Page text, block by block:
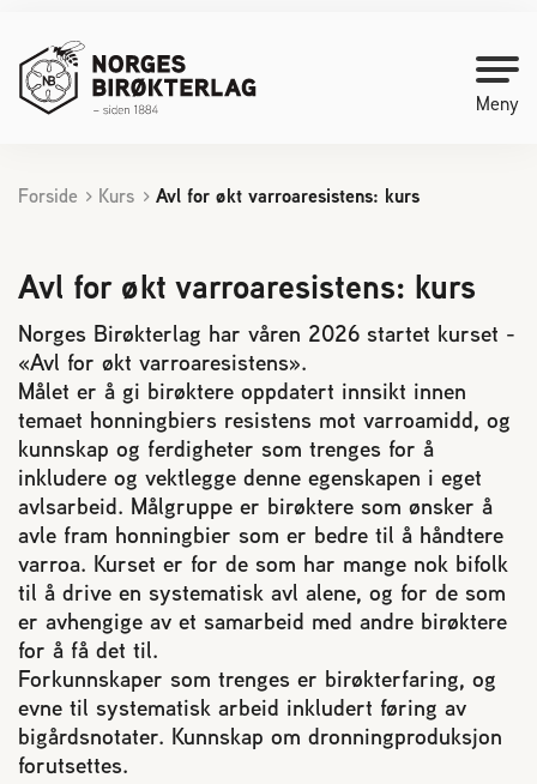
Meny
Kontakt oss
Bli medlem
Starte med birøkt
Medlemssider
Biene svermer
Reaksjon på bistikk
Om Norges Birøkterlag
Finn fylkes- og lokallag
Forside Kurs Avl for økt varroaresistens: kurs
Avl for økt varroaresistens: kurs
Norges Birøkterlag har våren 2026 startet kurset -
«Avl for økt varroaresistens».
Målet er å gi birøktere oppdatert innsikt innen
temaet honningbiers resistens mot varroamidd, og
kunnskap og ferdigheter som trenges for å
inkludere og vektlegge denne egenskapen i eget
avlsarbeid. Målgruppe er birøktere som ønsker å
avle fram honningbier som er bedre til å håndtere
varroa. Kurset er for de som har mange nok bifolk
til å drive en systematisk avl alene, og for de som
er avhengige av et samarbeid med andre birøktere
for å få det til.
Forkunnskaper som trenges er birøkterfaring, og
evne til systematisk arbeid inkludert føring av
bigårdsnotater. Kunnskap om dronningproduksjon
forutsettes.